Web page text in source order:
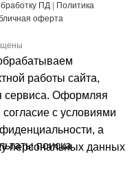
ПД|
Политика
оферта
поиска
работы сайта,
сервиса. Оформляя
с условиями
, а
персональных данных